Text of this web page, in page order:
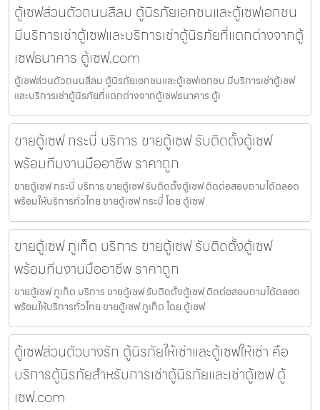
ตู้เซฟส่วนตัวถนนสีลม ตู้นิรภัยเอกชนและตู้เซฟเอกชน
มีบริการเช่าตู้เซฟและบริการเช่าตู้นิรภัยที่แตกต่างจากตู้
เซฟธนาคาร ตู้เซฟ.com
ตู้เซฟส่วนตัวถนนสีลม ตู้นิรภัยเอกชนและตู้เซฟเอกชน มีบริการเช่าตู้เซฟ
และบริการเช่าตู้นิรภัยที่แตกต่างจากตู้เซฟธนาคาร ตู้เ
ขายตู้เซฟ กระบี่ บริการ ขายตู้เซฟ รับติดตั้งตู้เซฟ
พร้อมทีมงานมืออาชีพ ราคาถูก
ขายตู้เซฟ กระบี่ บริการ ขายตู้เซฟ รับติดตั้งตู้เซฟ ติดต่อสอบถามได้ตลอด
พร้อมให้บริการทั่วไทย ขายตู้เซฟ กระบี่ โดย ตู้เซฟ
ขายตู้เซฟ ภูเก็ต บริการ ขายตู้เซฟ รับติดตั้งตู้เซฟ
พร้อมทีมงานมืออาชีพ ราคาถูก
ขายตู้เซฟ ภูเก็ต บริการ ขายตู้เซฟ รับติดตั้งตู้เซฟ ติดต่อสอบถามได้ตลอด
พร้อมให้บริการทั่วไทย ขายตู้เซฟ ภูเก็ต โดย ตู้เซฟ
ตู้เซฟส่วนตัวบางรัก ตู้นิรภัยให้เช่าและตู้เซฟให้เช่า คือ
บริการตู้นิรภัยสำหรับการเช่าตู้นิรภัยและเช่าตู้เซฟ ตู้
เซฟ.com